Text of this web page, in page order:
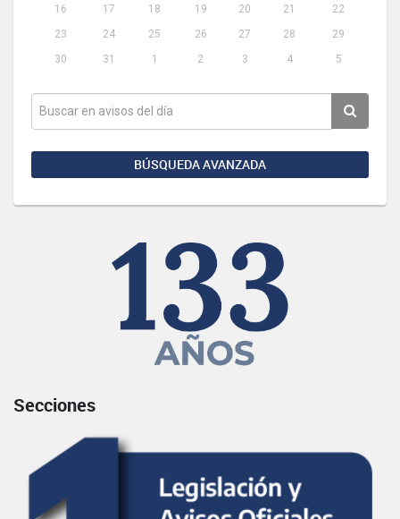
16
17 18 19 20 21
22
23
24 25 26 27 28
29
30
31 1 2 3 4 5
BÚSQUEDA AVANZADA
Secciones